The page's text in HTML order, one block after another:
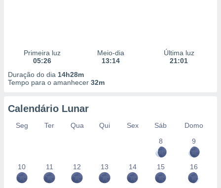
Primeira luz
05:26
Meio-dia
13:14
Última luz
21:01
Duração do dia 14h28m
Tempo para o amanhecer 32m
Calendário Lunar
Seg Ter Qua Qui Sex Sáb
Domo
8
9
10 11 12 13 14 15 16